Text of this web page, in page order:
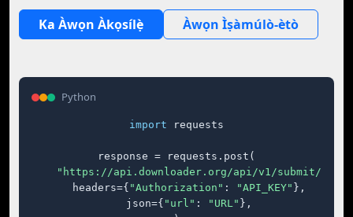
Ka Àwọn Àkọsílẹ̀ Àwọn Ìṣàmúlò-ètò
Python
import requests
response = requests.post(
"https://api.downloader.org/api/v1/submit/"
    headers={
"Authorization" : "API_KEY" },
    json={
"url" : "URL" },